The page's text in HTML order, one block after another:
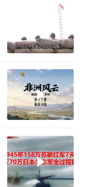
真人了